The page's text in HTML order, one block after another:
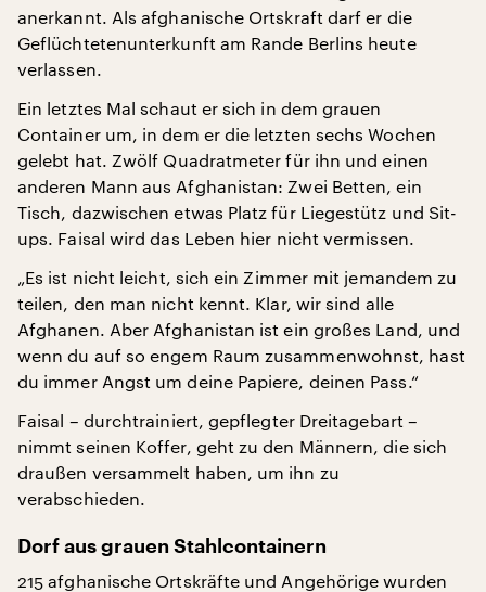
anerkannt. Als afghanische Ortskraft darf er die
Geflüchtetenunterkunft am Rande Berlins heute
verlassen.
Ein letztes Mal schaut er sich in dem grauen
Container um, in dem er die letzten sechs Wochen
gelebt hat. Zwölf Quadratmeter für ihn und einen
anderen Mann aus Afghanistan: Zwei Betten, ein
Tisch, dazwischen etwas Platz für Liegestütz und Sit-
ups. Faisal wird das Leben hier nicht vermissen.
„Es ist nicht leicht, sich ein Zimmer mit jemandem zu
teilen, den man nicht kennt. Klar, wir sind alle
Afghanen. Aber Afghanistan ist ein großes Land, und
wenn du auf so engem Raum zusammenwohnst, hast
du immer Angst um deine Papiere, deinen Pass.“
Faisal – durchtrainiert, gepflegter Dreitagebart –
nimmt seinen Koffer, geht zu den Männern, die sich
draußen versammelt haben, um ihn zu
verabschieden.
Dorf aus grauen Stahlcontainern
215 afghanische Ortskräfte und Angehörige wurden